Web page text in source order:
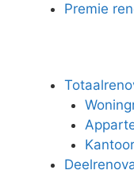
Premie